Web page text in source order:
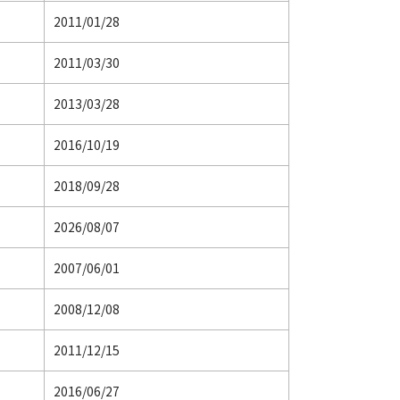
2011/01/28
2011/03/30
2013/03/28
2016/10/19
2018/09/28
2026/08/07
2007/06/01
2008/12/08
2011/12/15
2016/06/27